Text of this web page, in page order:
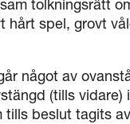
tolkningsrätt
hårt spel, grovt
något av
(tills vidare)
tills beslut tagits